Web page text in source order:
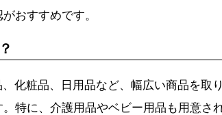
おすすめです。
化粧品、日用品など、幅広い商品を取
特に、介護用品やベビー用品も用意さ